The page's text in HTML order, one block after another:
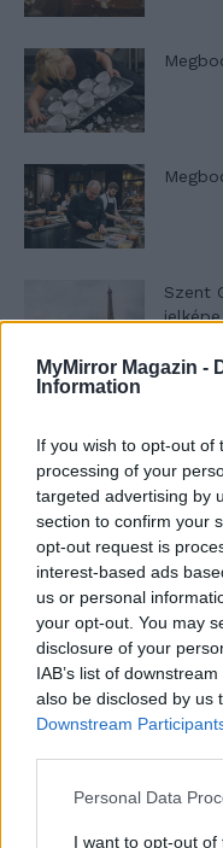
MyMirror Magazin -
Information
If you wish to opt-out of
processing of your
targeted advertising by
section to confirm your
opt-out request is
interest-based ads
us or personal
your opt-out. You may
disclosure of your
IAB’s list of
also be disclosed by us
Downstream
Personal Data
I want to opt-out
Szent
jelképe
Minka
T.
Pedig